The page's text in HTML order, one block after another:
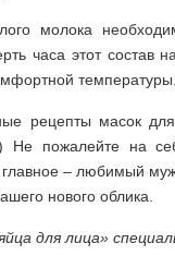
молока
часа этот состав
рецепты масок
Не пожалейте на
– любимый
нового облика.
для лица»